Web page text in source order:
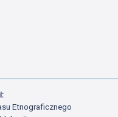
Etnograficznego